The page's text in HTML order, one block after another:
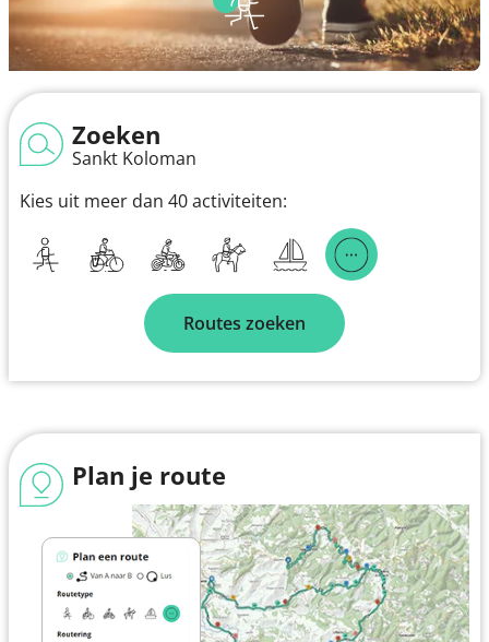
Zoeken
Sankt Koloman
Kies uit meer dan 40 activiteiten:
Routes zoeken
Plan je route